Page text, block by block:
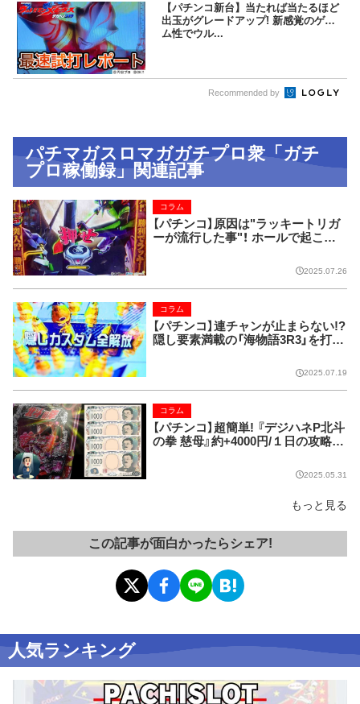
【パチンコ新台】当たれば当たるほど
出玉がグレードアップ! 新感覚のゲー
ム性でウル...
Recommended by
パチマガスロマガガチプロ衆「ガチ
プロ稼働録」関連記事
【パチンコ】原因は"ラッキートリガ
ーが流行した事"！ ホールで起こっ
コラム
2025.07.26
【パチンコ】連チャンが止まらない!?
隠し要素満載の「海物語3R3」を打っ
コラム
2025.07.19
【パチンコ】超簡単! 『デジハネP北斗
の拳 慈母』約+4000円/１日の攻略法
コラム
2025.05.31
もっと見る
この記事が面白かったらシェア!
人気ランキング